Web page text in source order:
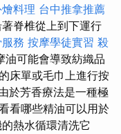
料理 台中推拿推薦
脊椎從上到下運行
務 按摩學徒實習 殺
油可能會導致紡織品
床單或毛巾上進行按
於芳香療法是一種極
看哪些精油可以用於
熱水循環清洗它